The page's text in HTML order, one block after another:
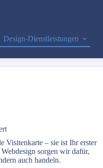
Design-Dienstleistungen
Visitenkarte – sie ist Ihr erster
sorgen wir dafür,
auch handeln.